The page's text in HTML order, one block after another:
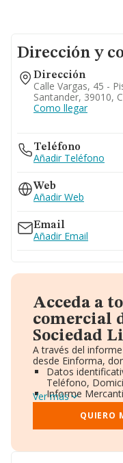
Dirección y
Dirección
Calle Vargas, 45 -
Santander, 39010,
Como llegar
Teléfono
Añadir Teléfono
Web
Añadir Web
Email
Añadir Email
Acceda a
comercial
Sociedad
A través del
desde Einforma,
Datos
Teléfono,
Informe
Gráficos de
Consejo de
Directivos y
Ver más
QUIERO